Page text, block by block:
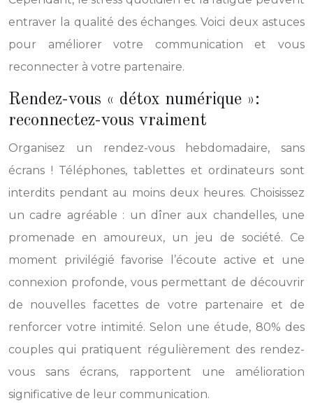
entraver la qualité des échanges. Voici deux astuces
pour améliorer votre communication et vous
reconnecter à votre partenaire.
Rendez-vous « détox numérique »:
reconnectez-vous vraiment
Organisez un rendez-vous hebdomadaire, sans
écrans ! Téléphones, tablettes et ordinateurs sont
interdits pendant au moins deux heures. Choisissez
un cadre agréable : un dîner aux chandelles, une
promenade en amoureux, un jeu de société. Ce
moment privilégié favorise l’écoute active et une
connexion profonde, vous permettant de découvrir
de nouvelles facettes de votre partenaire et de
renforcer votre intimité. Selon une étude, 80% des
couples qui pratiquent régulièrement des rendez-
vous sans écrans, rapportent une amélioration
significative de leur communication.